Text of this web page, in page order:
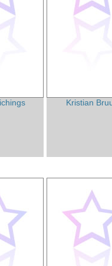
Kristian